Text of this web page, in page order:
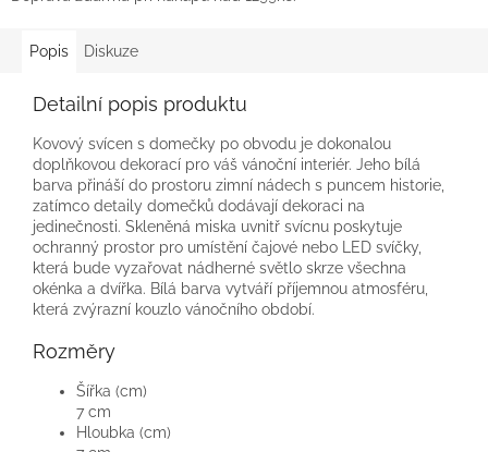
Popis Diskuze
Detailní popis produktu
Kovový svícen s domečky po obvodu je dokonalou
doplňkovou dekorací pro váš vánoční interiér. Jeho bílá
barva přináší do prostoru zimní nádech s puncem historie,
zatímco detaily domečků dodávají dekoraci na
jedinečnosti. Skleněná miska uvnitř svícnu poskytuje
ochranný prostor pro umístění čajové nebo LED svíčky,
která bude vyzařovat nádherné světlo skrze všechna
okénka a dvířka. Bílá barva vytváří příjemnou atmosféru,
která zvýrazní kouzlo vánočního období.
Rozměry
Šířka (cm)
7 cm
Hloubka (cm)